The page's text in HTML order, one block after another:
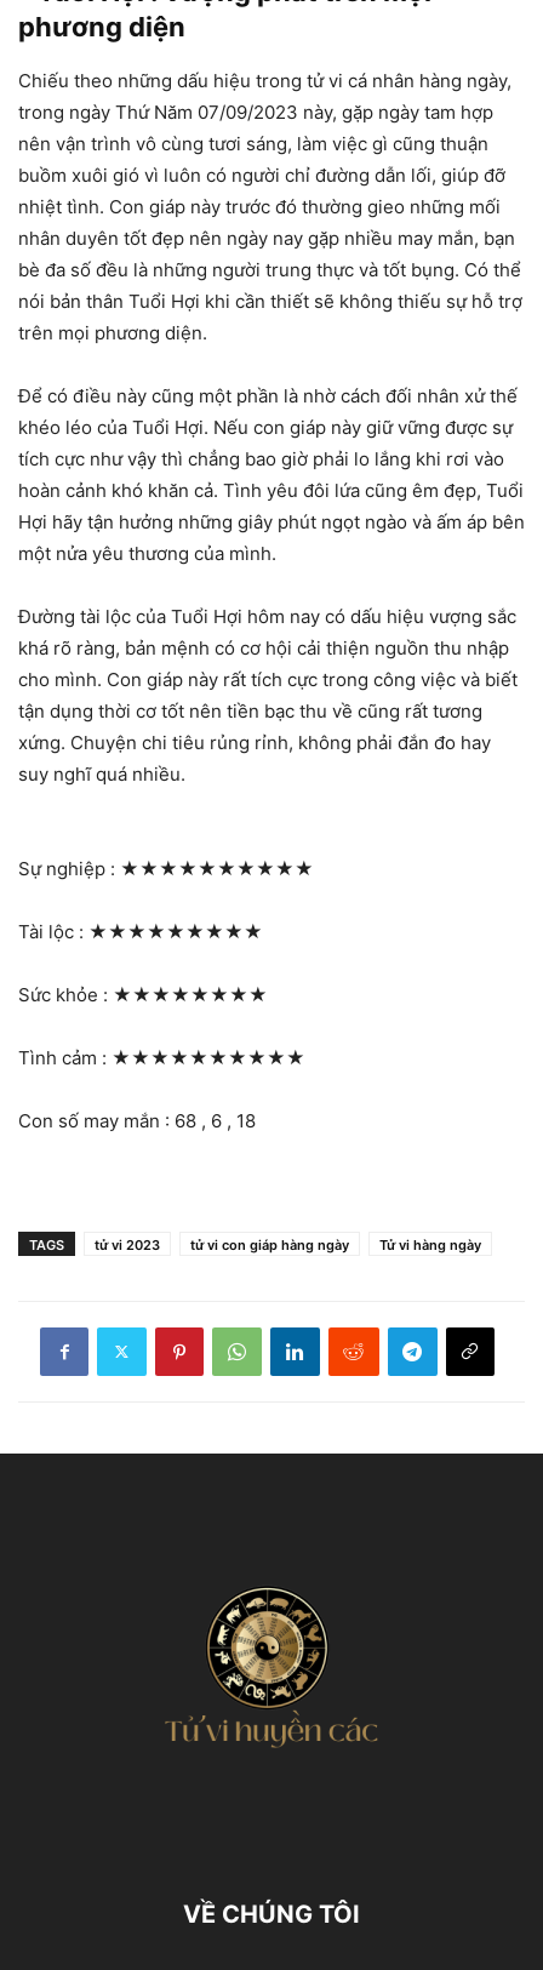
phương diện
Chiếu theo những dấu hiệu trong tử vi cá nhân hàng ngày,
trong ngày Thứ Năm 07/09/2023 này, gặp ngày tam hợp
nên vận trình vô cùng tươi sáng, làm việc gì cũng thuận
buồm xuôi gió vì luôn có người chỉ đường dẫn lối, giúp đỡ
nhiệt tình. Con giáp này trước đó thường gieo những mối
nhân duyên tốt đẹp nên ngày nay gặp nhiều may mắn, bạn
bè đa số đều là những người trung thực và tốt bụng. Có thể
nói bản thân Tuổi Hợi khi cần thiết sẽ không thiếu sự hỗ trợ
trên mọi phương diện.
Để có điều này cũng một phần là nhờ cách đối nhân xử thế
khéo léo của Tuổi Hợi. Nếu con giáp này giữ vững được sự
tích cực như vậy thì chẳng bao giờ phải lo lắng khi rơi vào
hoàn cảnh khó khăn cả. Tình yêu đôi lứa cũng êm đẹp, Tuổi
Hợi hãy tận hưởng những giây phút ngọt ngào và ấm áp bên
một nửa yêu thương của mình.
Đường tài lộc của Tuổi Hợi hôm nay có dấu hiệu vượng sắc
khá rõ ràng, bản mệnh có cơ hội cải thiện nguồn thu nhập
cho mình. Con giáp này rất tích cực trong công việc và biết
tận dụng thời cơ tốt nên tiền bạc thu về cũng rất tương
xứng. Chuyện chi tiêu rủng rỉnh, không phải đắn đo hay
suy nghĩ quá nhiều.
Sự nghiệp : ★★★★★★★★★★
Tài lộc : ★★★★★★★★★
Sức khỏe : ★★★★★★★★
Tình cảm : ★★★★★★★★★★
Con số may mắn : 68 , 6 , 18
TAGS tử vi 2023 tử vi con giáp hàng ngày Tử vi hàng ngày
VỀ CHÚNG TÔI